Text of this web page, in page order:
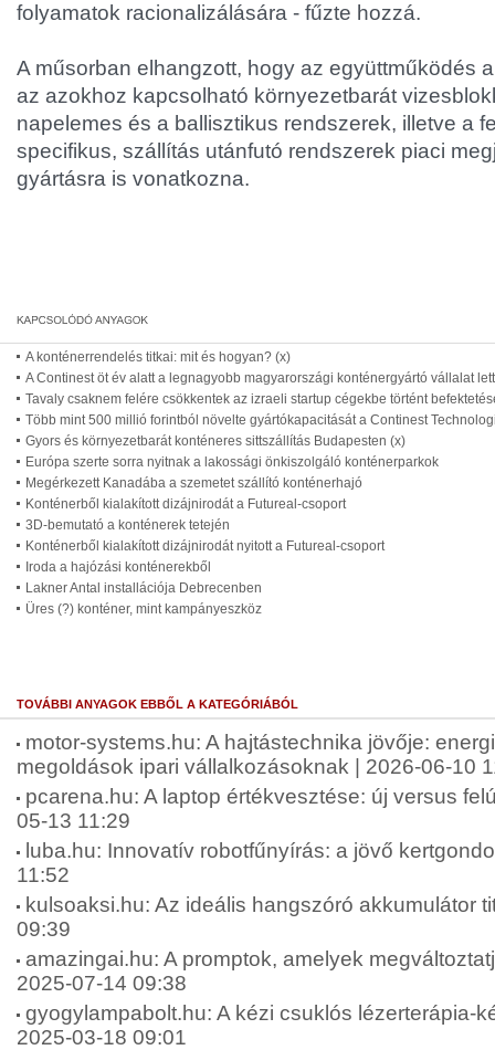
folyamatok racionalizálására - fűzte hozzá.
A műsorban elhangzott, hogy az együttműködés
az azokhoz kapcsolható környezetbarát
napelemes és a ballisztikus rendszerek, illetve a
specifikus, szállítás utánfutó rendszerek piaci
gyártásra is vonatkozna.
A konténerrendelés titkai: mit és hogyan? (x)
A Continest öt év alatt a legnagyobb magyarországi konténergyártó vállalat lett
Tavaly csaknem felére csökkentek az izraeli startup cégekbe történt
Több mint 500 millió forintból növelte gyártókapacitását a Continest
Gyors és környezetbarát konténeres sittszállítás Budapesten (x)
Európa szerte sorra nyitnak a lakossági önkiszolgáló konténerparkok
Megérkezett Kanadába a szemetet szállító konténerhajó
Konténerből kialakított dizájnirodát a Futureal-csoport
3D-bemutató a konténerek tetején
Konténerből kialakított dizájnirodát nyitott a Futureal-csoport
Iroda a hajózási konténerekből
Lakner Antal installációja Debrecenben
Üres (?) konténer, mint kampányeszköz
TOVÁBBI ANYAGOK EBBŐL A KATEGÓRIÁBÓL
motor-systems.hu: A hajtástechnika jövője:
megoldások ipari vállalkozásoknak | 2026-06-10
pcarena.hu: A laptop értékvesztése: új versus
05-13 11:29
luba.hu: Innovatív robotfűnyírás: a jövő
11:52
kulsoaksi.hu: Az ideális hangszóró akkumulátor
09:39
amazingai.hu: A promptok, amelyek
2025-07-14 09:38
gyogylampabolt.hu: A kézi csuklós lézerterápia-
2025-03-18 09:01